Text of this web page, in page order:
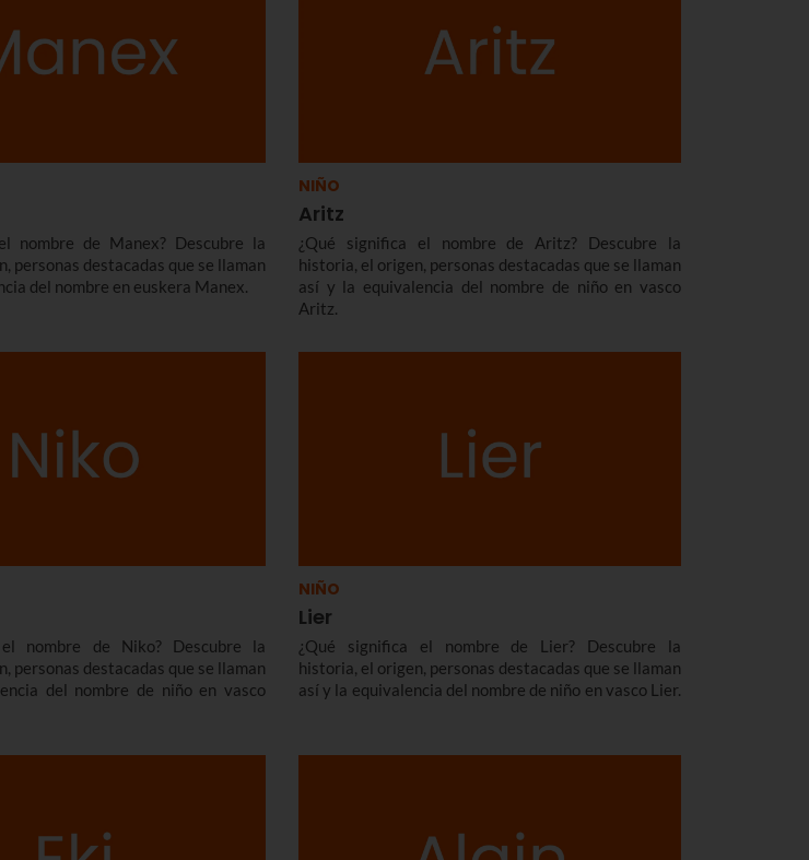
nombre de Manex? Descubre la
personas destacadas que se llaman
del nombre en euskera Manex.
NIÑO
Aritz
¿Qué significa el nombre de Aritz? Descubre la
historia, el origen, personas destacadas que se llaman
así y la equivalencia del nombre de niño en vasco
Aritz.
nombre de Niko? Descubre la
personas destacadas que se llaman
del nombre de niño en vasco
NIÑO
Lier
¿Qué significa el nombre de Lier? Descubre la
historia, el origen, personas destacadas que se llaman
así y la equivalencia del nombre de niño en vasco Lier.